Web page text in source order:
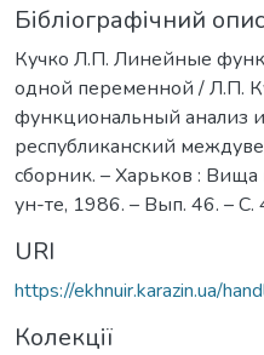
Бібліографічний опис
Кучко Л.П. Линейные
одной переменной / Л.П.
функциональный анализ
республиканский
сборник. – Харьков :
ун-те, 1986. – Вып. 46. – С.
URI
https://ekhnuir.karazin.ua/
Колекції